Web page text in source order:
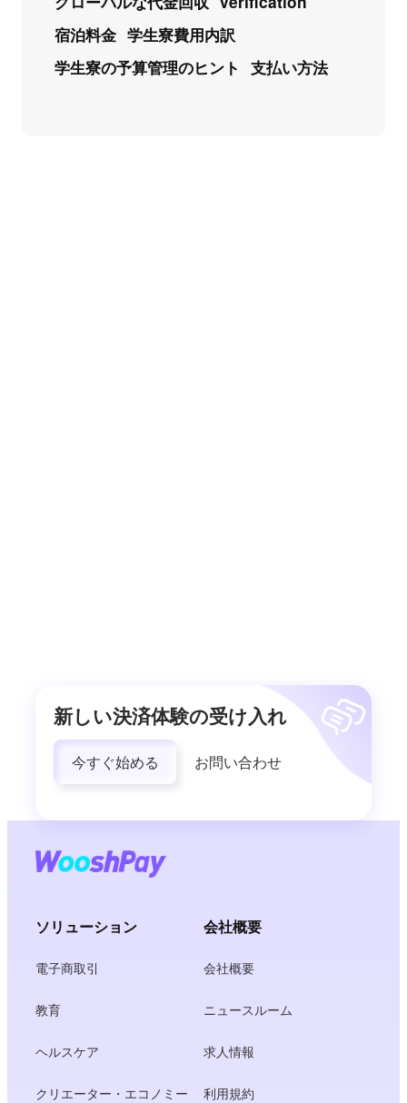
宿泊料金 学生寮費用内訳
学生寮の予算管理のヒント
支払い方法
新しい決済体験の受け入れ
今すぐ始める お問い合わせ
ソリューション
電子商取引
教育
ヘルスケア
クリエーター・エコノミー
会社概要
会社概要
ニュースルーム
求人情報
利用規約